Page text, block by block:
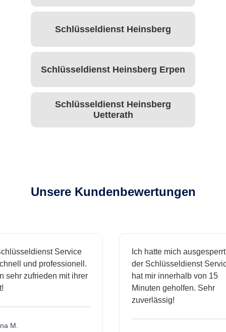
Schlüsseldienst Heinsberg
Schlüsseldienst Heinsberg Erpen
Schlüsseldienst Heinsberg
Uetterath
Unsere Kundenbewertungen
Service
und professionell.
zufrieden mit ihrer
M.
Ich hatte mich ausgesperrt
der Schlüsseldienst Service
hat mir innerhalb von 15
Minuten geholfen. Sehr
zuverlässig!